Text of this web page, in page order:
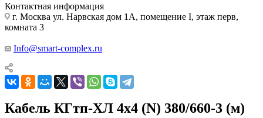
Контактная информация
г. Москва ул. Нарвская дом 1А, помещение I, этаж перв,
комната 3
Info@smart-complex.ru
Кабель КГтп-ХЛ 4х4 (N) 380/660-3 (м)